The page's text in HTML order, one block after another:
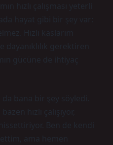
hızlı çalışması yeterli
hayat gibi bir şey var:
Hızlı kaslarım
dayanıklılık gerektiren
gücüne de ihtiyaç
bana bir şey söyledi.
hızlı çalışıyor,
Ben de kendi
ama hemen